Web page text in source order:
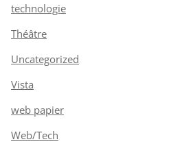
technologie
Théâtre
Uncategorized
Vista
web papier
Web/Tech